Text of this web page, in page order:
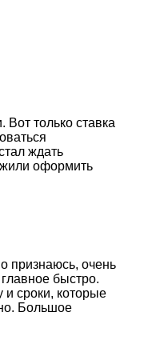
Вот только ставка
ждать
оформить
признаюсь, очень
быстро.
и сроки, которые
Большое